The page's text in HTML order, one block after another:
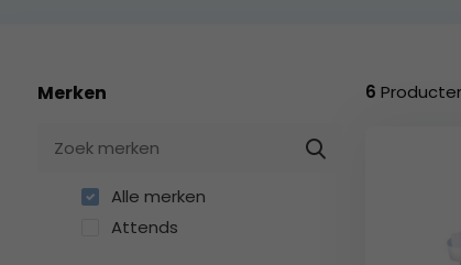
te
aanraaktoetsen
Merken
Alle merken
Attends
6